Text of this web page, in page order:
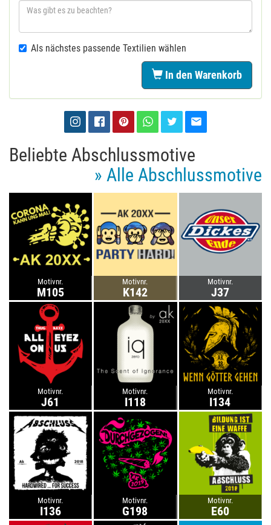
Als nächstes passende Textilien wählen
In den Warenkorb
Beliebte Abschlussmotive
» Alle Abschlussmotive
Motivnr.
M105
Motivnr.
K142
Motivnr.
J37
Motivnr.
J61
Motivnr.
I118
Motivnr.
I134
Motivnr.
I136
Motivnr.
G198
Motivnr.
E60